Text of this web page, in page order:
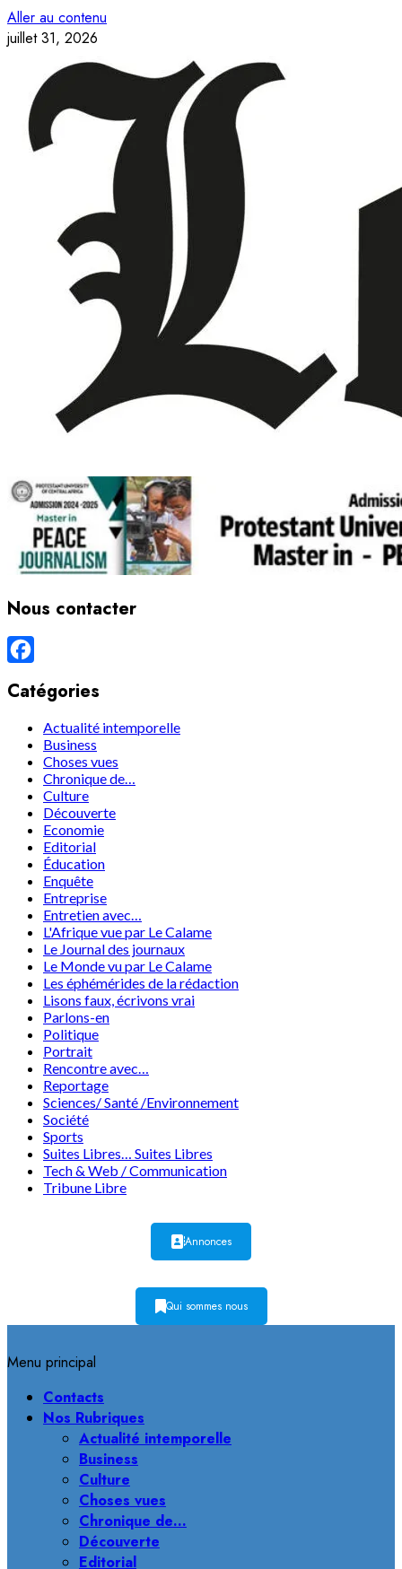
Aller au contenu
juillet 31, 2026
Nous contacter
Catégories
Actualité intemporelle
Business
Choses vues
Chronique de…
Culture
Découverte
Economie
Editorial
Éducation
Enquête
Entreprise
Entretien avec…
L'Afrique vue par Le Calame
Le Journal des journaux
Le Monde vu par Le Calame
Les éphémérides de la rédaction
Lisons faux, écrivons vrai
Parlons-en
Politique
Portrait
Rencontre avec…
Reportage
Sciences/ Santé /Environnement
Société
Sports
Suites Libres… Suites Libres
Tech & Web / Communication
Tribune Libre
Annonces
Qui sommes nous
Menu principal
Contacts
Nos Rubriques
Actualité intemporelle
Business
Culture
Choses vues
Chronique de…
Découverte
Editorial